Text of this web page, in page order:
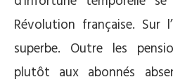
Révolution française. Sur
superbe. Outre les
plutôt aux abonnés